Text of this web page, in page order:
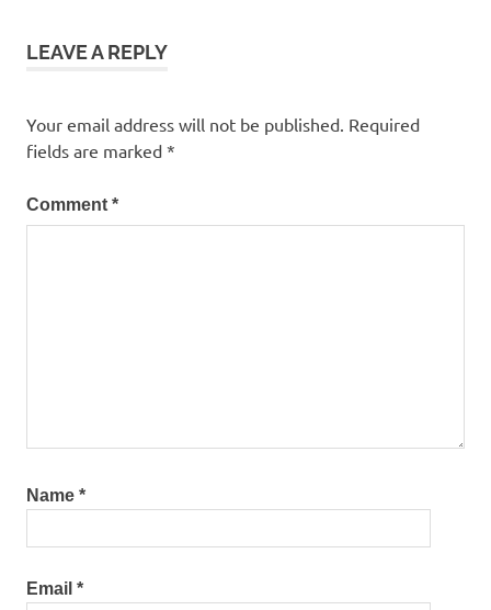
LEAVE A REPLY
Your email address will not be published. Required
fields are marked *
Comment *
Name *
Email *